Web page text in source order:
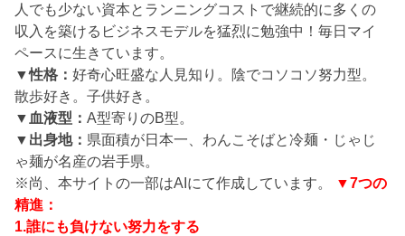
人でも少ない資本とランニングコストで継続的に多くの
収入を築けるビジネスモデルを猛烈に勉強中！毎日マイ
ペースに生きています。
▼性格：好奇心旺盛な人見知り。陰でコソコソ努力型。
散歩好き。子供好き。
▼血液型：A型寄りのB型。
▼出身地： 県面積が日本一、わんこそばと冷麺・じゃじ
ゃ麺が名産の岩手県。
※尚、本サイトの一部はAIにて作成しています。
▼7つの
精進：
1.誰にも負けない努力をする